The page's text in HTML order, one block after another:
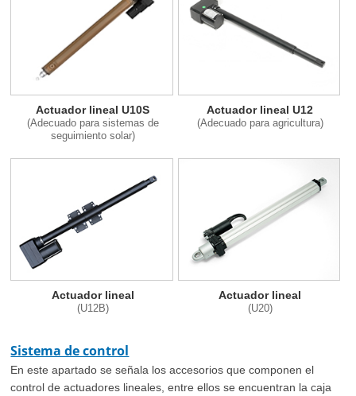
Actuador lineal U10S
(Adecuado para sistemas de
seguimiento solar)
Actuador lineal U12
(Adecuado para agricultura)
Actuador lineal
(U12B)
Actuador lineal
(U20)
Sistema de control
En este apartado se señala los accesorios que componen el
control de actuadores lineales, entre ellos se encuentran la caja